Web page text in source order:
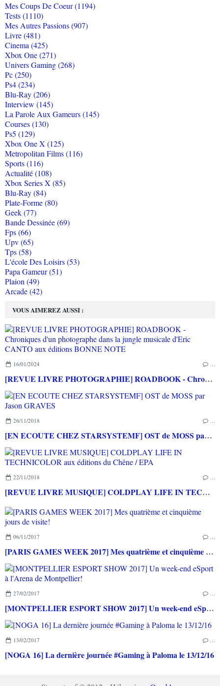
VOUS AIMEREZ AUSSI :
16/01/2024 …
[REVUE LIVRE PHOTOGRAPHIE] ROADBOOK - Chroniques d'un photographe dans la jungle musicale d'Eric CANTO aux éditions BONNE NOTE
26/11/2018 …
[EN ECOUTE CHEZ STARSYSTEMF] OST de MOSS par Jason GRAVES
22/11/2018 …
[REVUE LIVRE MUSIQUE] COLDPLAY LIFE IN TECHNICOLOR aux éditions du Chêne / EPA
06/11/2017 …
[PARIS GAMES WEEK 2017] Mes quatrième et cinquième jours de visite!
27/02/2017 …
[MONTPELLIER ESPORT SHOW 2017] Un week-end eSport à l'Arena de Montpellier!
13/02/2017 …
[NOGA 16] La dernière journée #Gaming à Paloma le 13/12/16
Mes Coups De Coeur (1194)
Tests (1110)
Mes Autres Passions (907)
Livre (481)
Cinema (425)
Xbox One (271)
Univers Gaming (268)
Pc (250)
Ps4 (234)
Blu-Ray (206)
Interview (145)
La Parole Aux Gameurs (145)
Courses (130)
Ps5 (129)
Xbox One X (125)
Metropolitan Films (116)
Sports (116)
Actualité (108)
Xbox Series X (85)
Blu-Ray (84)
Plate-Forme (80)
Geek (77)
Bande Dessinée (69)
Fps (66)
Upv (65)
Tps (58)
L'école Des Loisirs (53)
Papa Gameur (51)
Plaion (49)
Arcade (42)